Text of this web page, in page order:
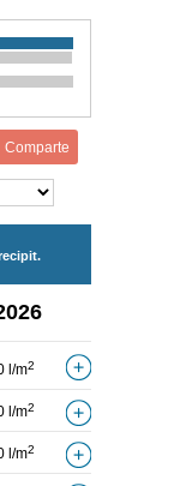
Comparte
l/m2
l/m2
l/m2